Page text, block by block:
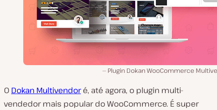
Plugin Dokan WooCommerce
O Dokan Multivendoré, até agora, o plugin multi-
vendedor mais popular do WooCommerce. É super